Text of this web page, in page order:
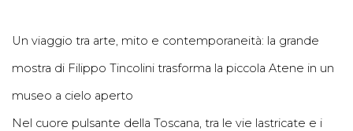
Un viaggio tra arte, mito e contemporaneità: la grande
mostra di Filippo Tincolini trasforma la piccola Atene in un
museo a cielo aperto
Nel cuore pulsante della Toscana, tra le vie lastricate e i